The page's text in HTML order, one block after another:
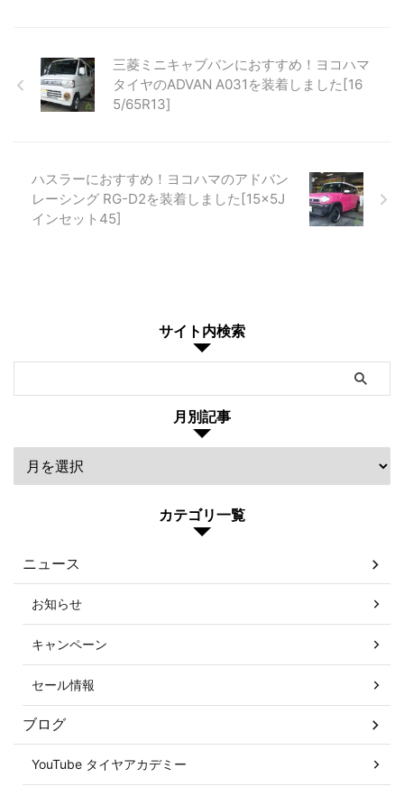
三菱ミニキャブバンにおすすめ！ヨコハマ
タイヤのADVAN A031を装着しました[16
5/65R13]
ハスラーにおすすめ！ヨコハマのアドバン
レーシング RG-D2を装着しました[15×5J
インセット45]
サイト内検索
月別記事
カテゴリ一覧
ニュース
お知らせ
キャンペーン
セール情報
ブログ
YouTube タイヤアカデミー